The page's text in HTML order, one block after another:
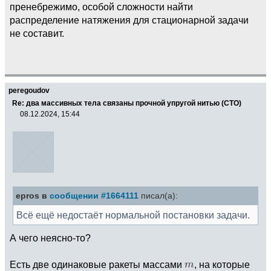
пренебрежимо, особой сложности найти
распределение натяжения для стационарной задачи
не составит.
peregoudov
Re: два массивных тела связаны прочной упругой нитью (СТО)
08.12.2024, 15:44
epros в сообщении #1664111 писал(а):
Всё ещё недостаёт нормальной постановки задачи.
А чего неясно-то?
Есть две одинаковые ракеты массами
, на которые